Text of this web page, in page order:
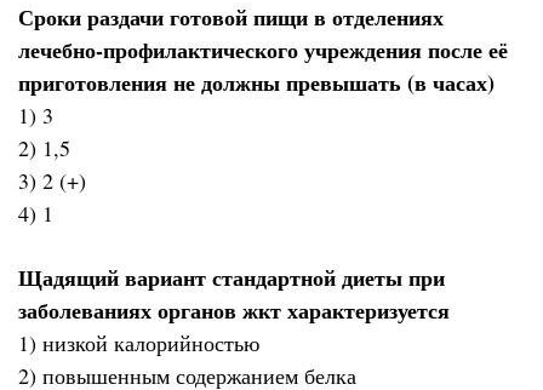
Сроки раздачи готовой пищи в отделениях
лечебно-профилактического учреждения после её
приготовления не должны превышать (в часах)
1) 3
2) 1,5
3) 2 (+)
4) 1
Щадящий вариант стандартной диеты при
заболеваниях органов жкт характеризуется
1) низкой калорийностью
2) повышенным содержанием белка